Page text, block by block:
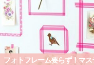
フォトフレーム要らず！マ